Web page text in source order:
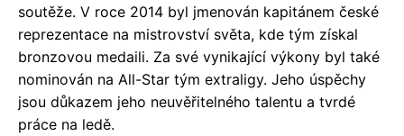
soutěže. V roce 2014 byl jmenován kapitánem české
reprezentace na mistrovství světa, kde tým získal
bronzovou medaili. Za své vynikající výkony byl také
nominován na All-Star tým extraligy. Jeho úspěchy
jsou důkazem jeho neuvěřitelného talentu a tvrdé
práce na ledě.